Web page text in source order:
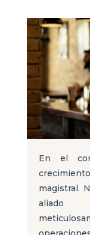
En el
magistral.
aliado